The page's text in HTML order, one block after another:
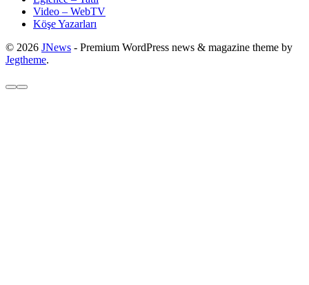
Video – WebTV
Köşe Yazarları
© 2026 JNews - Premium WordPress news & magazine theme by
Jegtheme.